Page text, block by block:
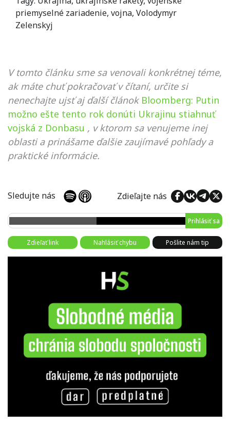
priemyselné zariadenie, vojna, Volodymyr
Zelenskyj
V tomto článku sme sa venovali konkrétnej téme,
ak máte chuť pokračovať v čítaní, určite si
nenechajte ujsť aj ďalší článok Bloomberg: Putin
možno ešte tento rok donúti Ukrajinu stiahnuť
vojská z Donbasu , v ktorom sa venujeme inej
oblasti a prinášame ďalšie zaujímavé pohľady a
praktické informácie.
Sledujte nás Zdieľajte nás
Prihlásiť sa
Zdieľať link Nahlásiť chybu Pošlite nám tip